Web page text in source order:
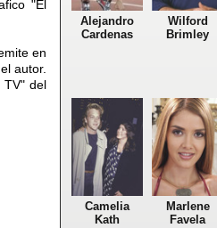
"El
en
autor.
TV" del
Alejandro
Cardenas
Wilford
Brimley
Camelia
Kath
Marlene
Favela